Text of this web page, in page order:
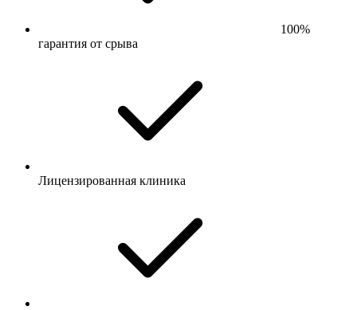
100%
гарантия от срыва
Лицензированная клиника